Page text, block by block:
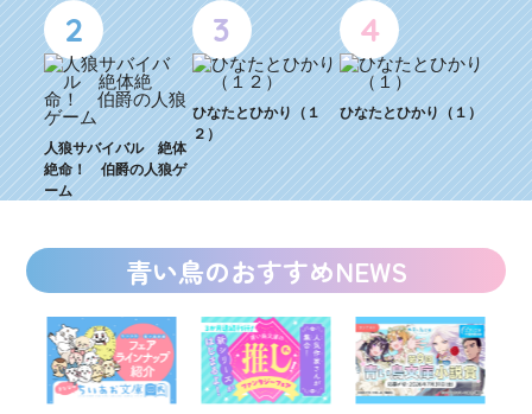
2
人狼サバイバル 絶体
絶命！ 伯爵の人狼ゲ
ーム
3
ひなたとひかり（１
２）
4
ひなたとひかり（１）
青い鳥のおすすめNEWS